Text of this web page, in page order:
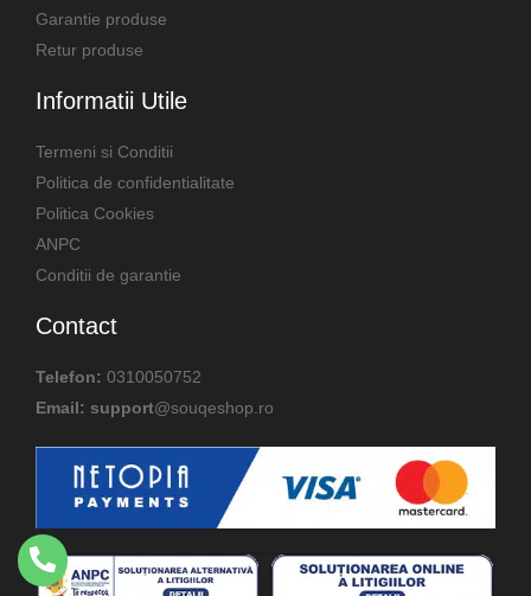
Garantie produse
Retur produse
Informatii Utile
Termeni si Conditii
Politica de confidentialitate
Politica Cookies
ANPC
Conditii de garantie
Contact
Telefon: 0310050752
Email: support@souqeshop.ro